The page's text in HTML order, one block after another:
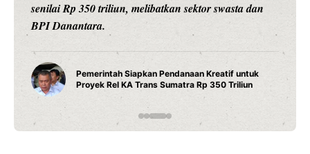
senilai Rp 350 triliun, melibatkan sektor swasta dan
BPI Danantara.
Pemerintah Siapkan Pendanaan Kreatif untuk
Proyek Rel KA Trans Sumatra Rp 350 Triliun